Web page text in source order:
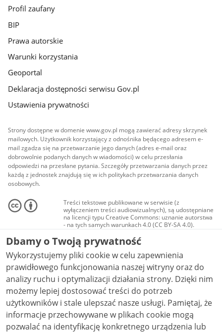
Profil zaufany
BIP
Prawa autorskie
Warunki korzystania
Geoportal
Deklaracja dostępności serwisu Gov.pl
Ustawienia prywatności
Strony dostępne w domenie www.gov.pl mogą zawierać adresy skrzynek
mailowych. Użytkownik korzystający z odnośnika będącego adresem e-
mail zgadza się na przetwarzanie jego danych (adres e-mail oraz
dobrowolnie podanych danych w wiadomości) w celu przesłania
odpowiedzi na przesłane pytania. Szczegóły przetwarzania danych przez
każdą z jednostek znajdują się w ich politykach przetwarzania danych
osobowych.
Treści tekstowe publikowane w serwisie (z
wyłączeniem treści audiowizualnych), są udostępniane
na licencji typu Creative Commons: uznanie autorstwa
- na tych samych warunkach 4.0 (CC BY-SA 4.0).
Materiały audiowizualne, w tym zdjęcia, materiały
audio i wideo, są udostępniane na licencji typu
Creative Commons: uznanie autorstwa użycie
niekomercyjne - bez utworów zależnych 4.0 (CC BY-
NC-ND 4.0), o ile nie jest to stwierdzone inaczej.
Dbamy o Twoją prywatność
Wykorzystujemy pliki cookie w celu zapewnienia
prawidłowego funkcjonowania naszej witryny oraz do
analizy ruchu i optymalizacji działania strony. Dzięki nim
możemy lepiej dostosować treści do potrzeb
użytkowników i stale ulepszać nasze usługi. Pamiętaj, że
informacje przechowywane w plikach cookie mogą
pozwalać na identyfikację konkretnego urządzenia lub